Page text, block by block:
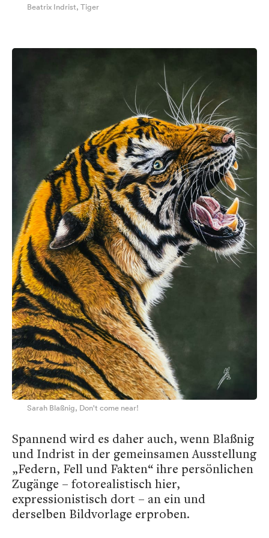
Beatrix Indrist, Tiger
Sarah Blaßnig, Don't come near!
Spannend wird es daher auch, wenn Blaßnig
und Indrist in der gemeinsamen Ausstellung
„Federn, Fell und Fakten“ ihre persönlichen
Zugänge – fotorealistisch hier,
expressionistisch dort – an ein und
derselben Bildvorlage erproben.